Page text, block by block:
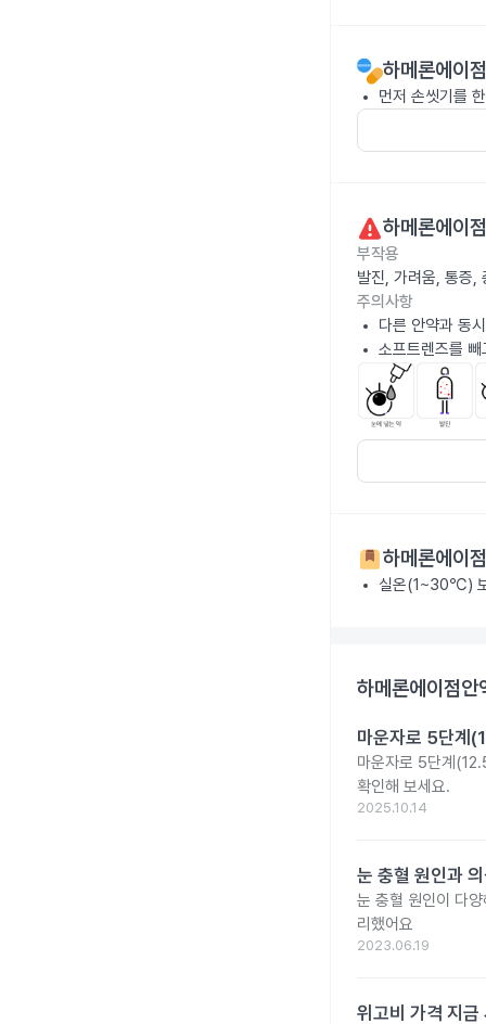
하메론에이
먼저 손씻기를
하메론에이
부작용
발진, 가려움, 통증,
주의사항
다른 안약과 동
소프트렌즈를
하메론에이
실온(1~30℃)
하메론에이점
마운자로 5단계
마운자로 5단계
확인해 보세요.
2025.10.14
눈 충혈 원인과
눈 충혈 원인이 다
리했어요
2023.06.19
위고비 가격 지금